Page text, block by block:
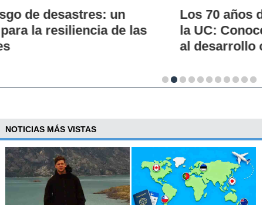
Los 70 años de la Carrera de Química de
la UC: Conoce su historia, hitos y aporte
al desarrollo científico del país
NOTICIAS MÁS VISTAS